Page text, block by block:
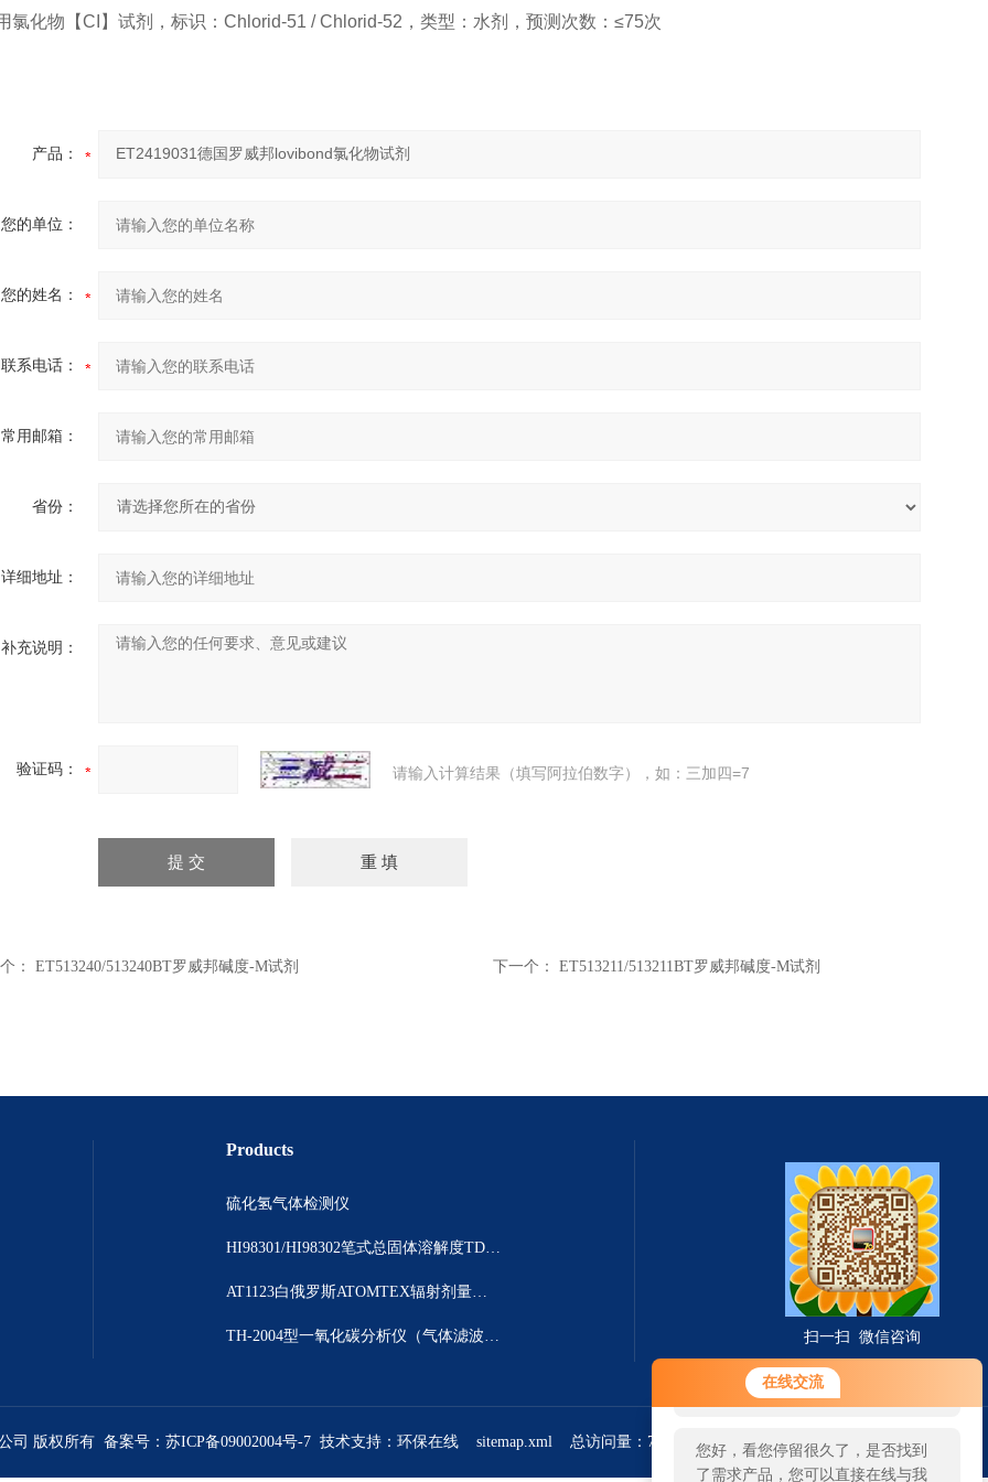
在线交流
您好！欢迎前来咨询，很高兴为您
服务，请问您要咨询什么问题呢？
您好，看您停留很久了，是否找到
了需求产品，您可以直接在线与我
氯化物【CI】试剂，标识：Chlorid-51 / Chlorid-52，类型：水剂，预测次数：≤75次
产品：
您的单位：
您的姓名：
联系电话：
常用邮箱：
省份：
详细地址：
补充说明：
验证码： 请输入计算结果（填写阿拉伯数字），如：三加四=7
： ET513240/513240BT罗威邦碱度-M试剂 下一个： ET513211/513211BT罗威邦碱度-M试剂
Products
硫化氢气体检测仪
HI98301/HI98302笔式总固体溶解度TDS测定仪
AT1123白俄罗斯ATOMTEX辐射剂量测量仪
TH-2004型一氧化碳分析仪（气体滤波相关红外吸收法） 扫一扫 微信咨询
司 版权所有 备案号： 苏ICP备09002004号-7 技术支持： 环保在线 sitemap.xml 总访问量：766827 管理登陆